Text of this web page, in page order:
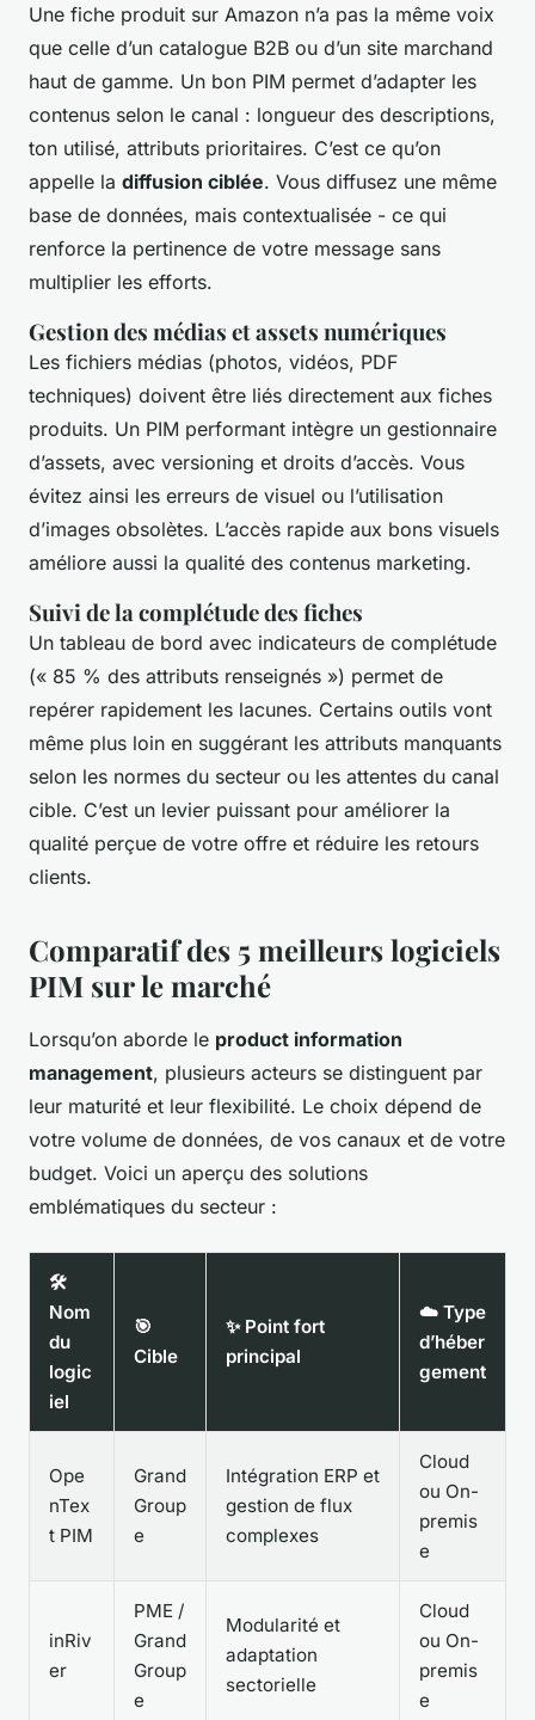
Une fiche produit sur Amazon n’a pas la même voix
que celle d’un catalogue B2B ou d’un site marchand
haut de gamme. Un bon PIM permet d’adapter les
contenus selon le canal : longueur des descriptions,
ton utilisé, attributs prioritaires. C’est ce qu’on
appelle la diffusion ciblée. Vous diffusez une même
base de données, mais contextualisée - ce qui
renforce la pertinence de votre message sans
multiplier les efforts.
Gestion des médias et assets numériques
Les fichiers médias (photos, vidéos, PDF
techniques) doivent être liés directement aux fiches
produits. Un PIM performant intègre un gestionnaire
d’assets, avec versioning et droits d’accès. Vous
évitez ainsi les erreurs de visuel ou l’utilisation
d’images obsolètes. L’accès rapide aux bons visuels
améliore aussi la qualité des contenus marketing.
Suivi de la complétude des fiches
Un tableau de bord avec indicateurs de complétude
(« 85 % des attributs renseignés ») permet de
repérer rapidement les lacunes. Certains outils vont
même plus loin en suggérant les attributs manquants
selon les normes du secteur ou les attentes du canal
cible. C’est un levier puissant pour améliorer la
qualité perçue de votre offre et réduire les retours
clients.
Comparatif des 5 meilleurs logiciels
PIM sur le marché
Lorsqu’on aborde le product information
management, plusieurs acteurs se distinguent par
leur maturité et leur flexibilité. Le choix dépend de
votre volume de données, de vos canaux et de votre
budget. Voici un aperçu des solutions
emblématiques du secteur :
🛠️
Nom
du
logic
iel
🎯
Cible
✨ Point fort
principal
☁️ Type
d’héber
gement
Ope
nTex
t PIM
Grand
Group
e
Intégration ERP et
gestion de flux
complexes
Cloud
ou On-
premis
e
inRiv
er
PME /
Grand
Group
e
Modularité et
adaptation
sectorielle
Cloud
ou On-
premis
e